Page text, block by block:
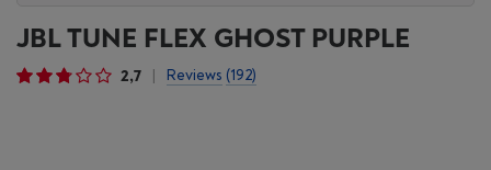
JBL TUNE FLEX GHOST PURPLE
2,7 Reviews (192)